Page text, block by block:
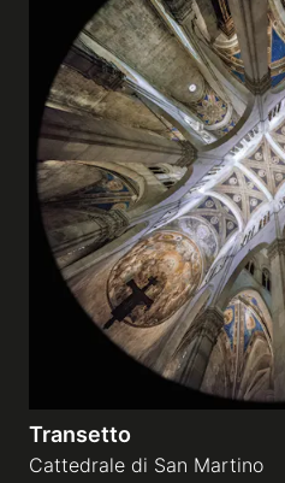
Transetto
Cattedrale di San Martino